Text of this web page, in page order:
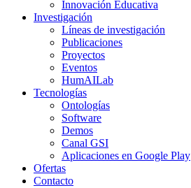
Innovación Educativa
Investigación
Líneas de investigación
Publicaciones
Proyectos
Eventos
HumAILab
Tecnologías
Ontologías
Software
Demos
Canal GSI
Aplicaciones en Google Play
Ofertas
Contacto